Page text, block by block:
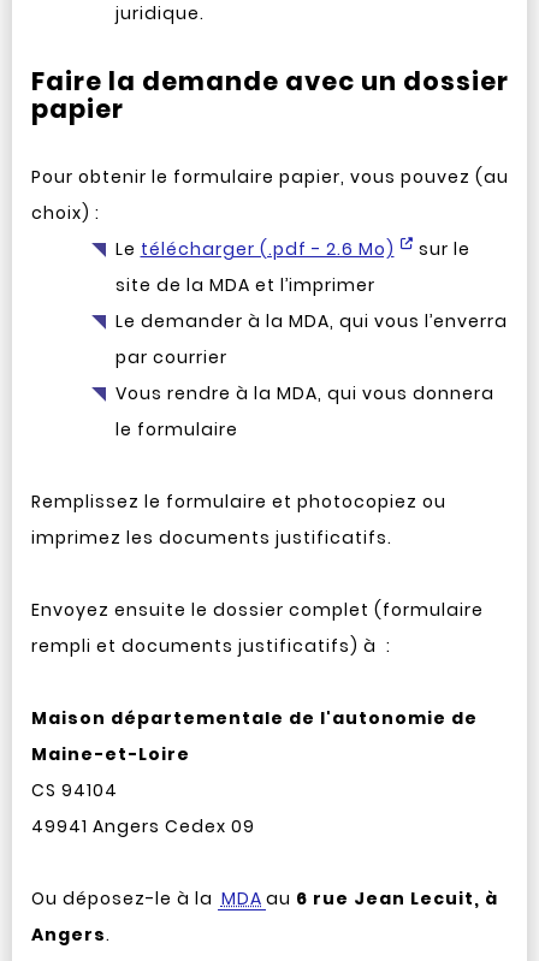
juridique.
Faire la demande avec un dossier
papier
Pour obtenir le formulaire papier, vous pouvez (au
choix) :
Le télécharger (.pdf - 2.6 Mo)
sur le
site de la MDA et l’imprimer
Le demander à la MDA, qui vous l’enverra
par courrier
Vous rendre à la MDA, qui vous donnera
le formulaire
Remplissez le formulaire et photocopiez ou
imprimez les documents justificatifs.
Envoyez ensuite le dossier complet (formulaire
rempli et documents justificatifs) à :
Maison départementale de l'autonomie de
Maine-et-Loire
CS 94104
49941 Angers Cedex 09
Ou déposez-le à la MDA au 6 rue Jean Lecuit, à
Angers.